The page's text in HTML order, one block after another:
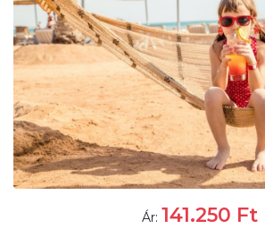
Ár: 141.250 Ft